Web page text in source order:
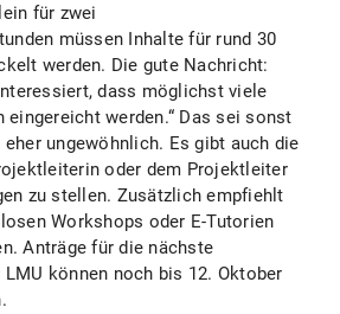
für zwei
müssen Inhalte für rund 30
werden. Die gute Nachricht:
dass möglichst viele
werden.“ Das sei sonst
eher ungewöhnlich. Es gibt auch die
oder dem Projektleiter
zu stellen. Zusätzlich empfiehlt
Workshops oder E-Tutorien
Anträge für die nächste
LMU können noch bis 12. Oktober